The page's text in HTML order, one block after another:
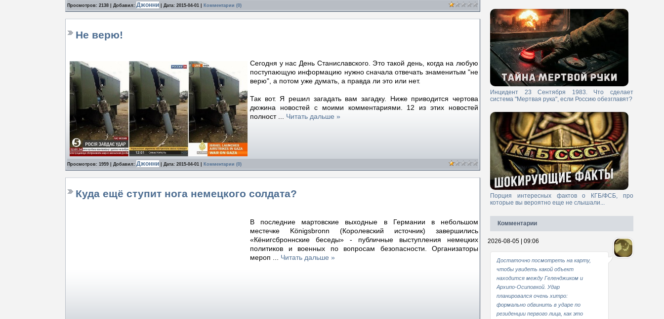
Просмотров: 2138 | Добавил: Джонни | Дата: 2015-04-01 Комментарии (0)
Не верю!
Сегодня у нас День Станиславского. Это такой день, когда на любую
поступающую информацию нужно сначала отвечать знаменитым "не
верю", а потом уже думать, а правда ли это или нет.
Так вот. Я решил загадать вам загадку. Ниже приводится чертова
дюжина новостей с моими комментариями. 12 из этих новостей
полност
Читать дальше »
Просмотров: 1959 | Добавил: Джонни | Дата: 2015-04-01 Комментарии (0)
Куда ещё ступит нога немецкого солдата?
В последние мартовские выходные в Германии в небольшом
местечке Königsbronn (Королевский источник) завершились
«Кёнигсброннские беседы» - публичные выступления немецких
политиков и военных по вопросам безопасности. Организаторы
мероп
Читать дальше »
Инцидент 23 Сентября 1983. Что сделает
система "Мертвая рука", если Россию обезглавят?
Порция интересных фактов о КГБ/ФСБ, про
которые вы вероятно еще не слышали...
Комментарии
2026-08-05 | 09:06
Достаточно посмотреть на карту,
чтобы увидеть какой объект
находится между Геленджиком и
Архипо-Осиповкой. Удар
планировался очень хитро:
формально обвинить в ударе по
резиденции первого лица, как это